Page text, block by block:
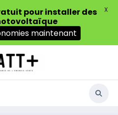
pour installer des
maintenant
X